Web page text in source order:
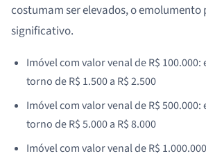
costumam ser elevados, o emolumento
significativo.
Imóvel com valor venal de R$
torno de R$ 1.500 a R$ 2.500
Imóvel com valor venal de R$
torno de R$ 5.000 a R$ 8.000
Imóvel com valor venal de R$